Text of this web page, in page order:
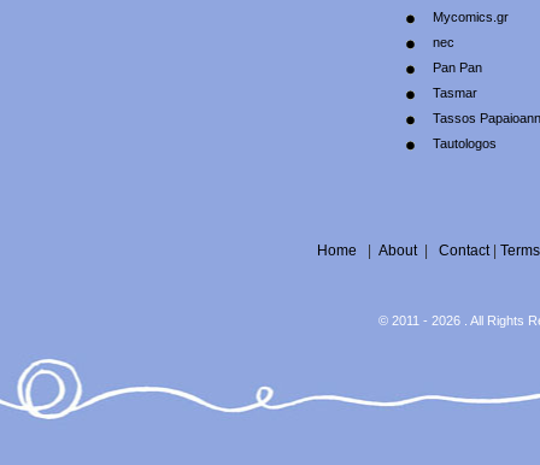
Mycomics.gr
nec
Pan Pan
Tasmar
Tassos
Tautologos
Home About| Contact| Terms
© 2011 - 2026 . All Rights